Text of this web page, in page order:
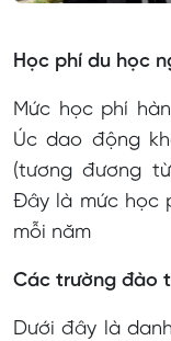
Học phí du học
Mức học phí
Úc dao động
(tương đương
Đây là mức học
mỗi năm
Các trường đào
Dưới đây là